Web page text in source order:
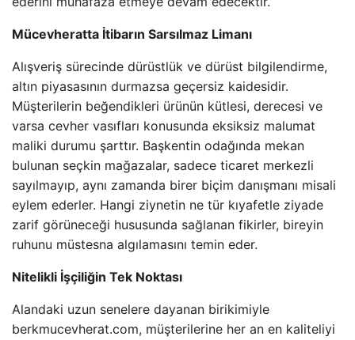
Mücevheratta İtibarın Sarsılmaz Limanı
Alışveriş sürecinde dürüstlük ve dürüst bilgilendirme,
altın piyasasının durmazsa geçersiz kaidesidir.
Müşterilerin beğendikleri ürünün kütlesi, derecesi ve
varsa cevher vasıfları konusunda eksiksiz malumat
maliki durumu şarttır. Başkentin odağında mekan
bulunan seçkin mağazalar, sadece ticaret merkezli
sayılmayıp, aynı zamanda birer biçim danışmanı misali
eylem ederler. Hangi ziynetin ne tür kıyafetle ziyade
zarif görüneceği hususunda sağlanan fikirler, bireyin
ruhunu müstesna algılamasını temin eder.
Nitelikli İşçiliğin Tek Noktası
Alandaki uzun senelere dayanan birikimiyle
berkmucevherat.com, müşterilerine her an en kaliteliyi